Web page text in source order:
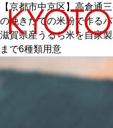
エリアから探す
【京都市中京区】高倉通
の挽きたての米粉で作る
滋賀県産うるち米を自家
まで6種類用意